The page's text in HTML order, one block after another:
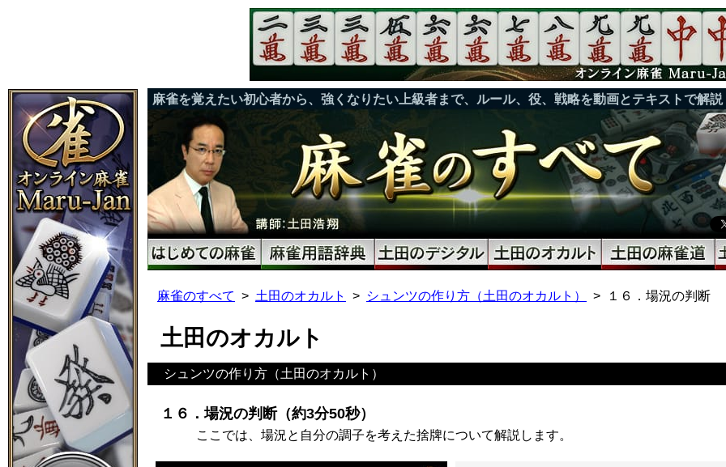
麻雀を覚えたい初心者から、強くなりたい上級者まで、ルール、役、戦略を動画とテキストで解説
麻雀のすべて 土田のオカルト シュンツの作り方（土田のオカルト） １６．場況の判断
土田のオカルト
シュンツの作り方（土田のオカルト）
１６．場況の判断（約3分50秒）
ここでは、場況と自分の調子を考えた捨牌について解説します。